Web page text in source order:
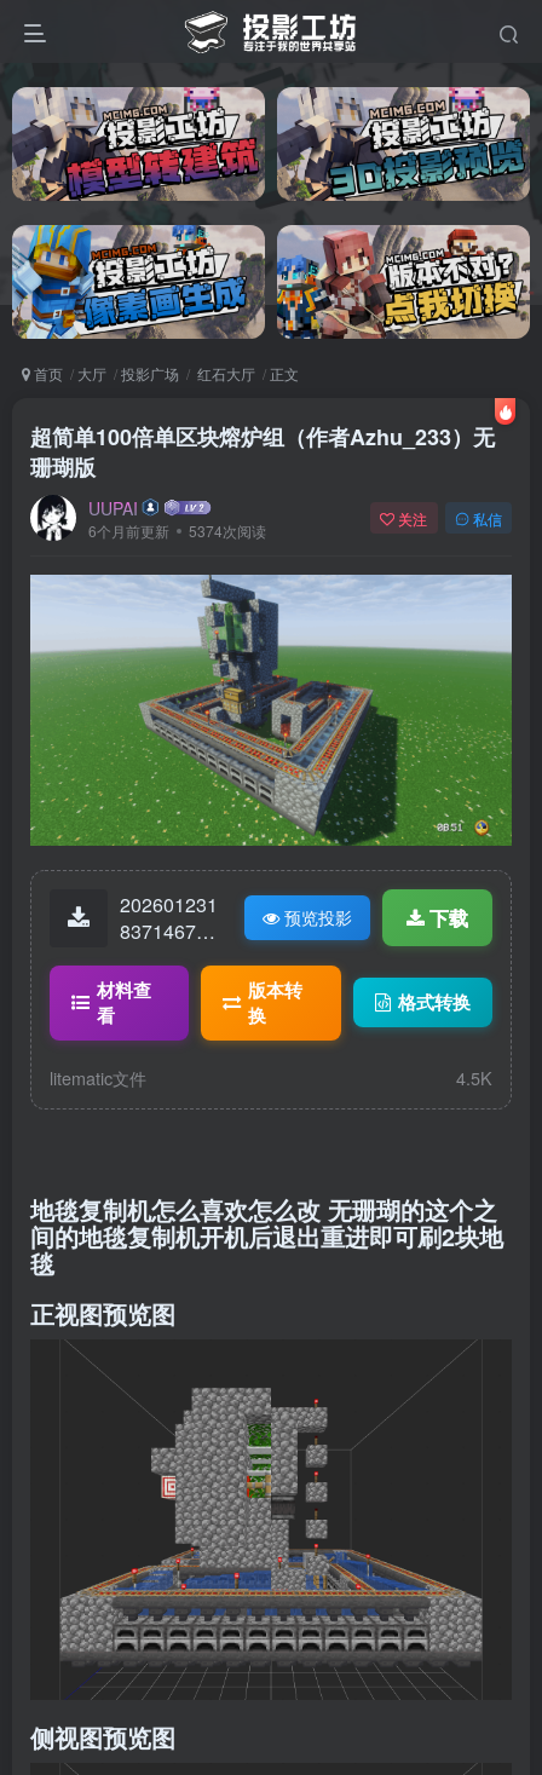
首页 大厅 投影广场 红石大厅 正文
超简单100倍单区块熔炉组（作者Azhu_233）无
珊瑚版
UUPAI
6个月前更新 5374次阅读
关注 私信
202601231
83714673-
熔炉组.lite
预览投影 下载
材料查
看
版本转
换
格式转换
litematic文件 4.5K
地毯复制机怎么喜欢怎么改 无珊瑚的这个之
间的地毯复制机开机后退出重进即可刷2块地
毯
正视图预览图
侧视图预览图